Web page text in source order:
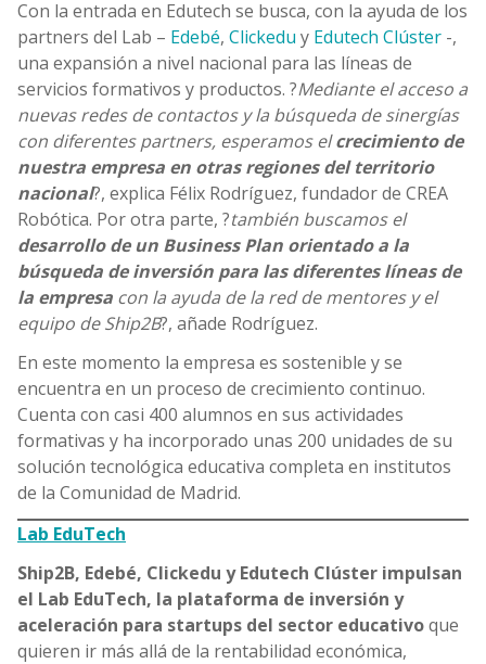
Con la entrada en Edutech se busca, con la ayuda de los
partners del Lab – Edebé, Clickedu y Edutech Clúster -,
una expansión a nivel nacional para las líneas de
servicios formativos y productos. ?Mediante el acceso a
nuevas redes de contactos y la búsqueda de sinergías
con diferentes partners, esperamos elcrecimiento de
nuestra empresa en otras regiones del territorio
nacional?, explica Félix Rodríguez, fundador de CREA
Robótica. Por otra parte, ?también buscamos el
desarrollo de un Business Plan orientado a la
búsqueda de inversión para las diferentes líneas de
la empresa con la ayuda de la red de mentores y el
equipo de Ship2B?, añade Rodríguez.
En este momento la empresa es sostenible y se
encuentra en un proceso de crecimiento continuo.
Cuenta con casi 400 alumnos en sus actividades
formativas y ha incorporado unas 200 unidades de su
solución tecnológica educativa completa en institutos
de la Comunidad de Madrid.
Lab EduTech
Ship2B, Edebé, Clickedu y Edutech Clúster impulsan
el Lab EduTech, la plataforma de inversión y
aceleración para startups del sector educativoque
quieren ir más allá de la rentabilidad económica,